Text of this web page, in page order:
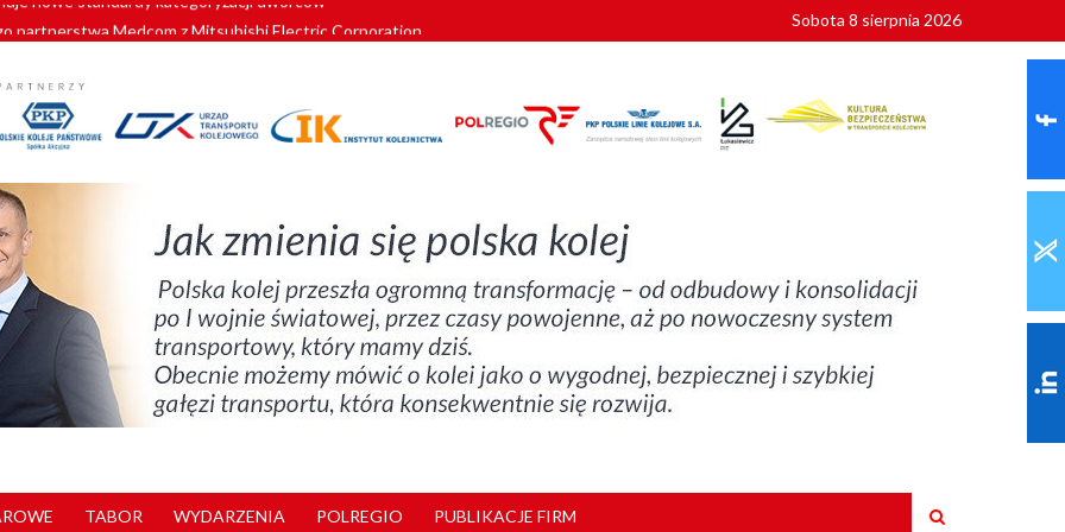
partnerstwa Medcom z Mitsubishi Electric Corporation
znów szuka dostawcy nowych EZT
kolejowych w północnej Wielkopolsce. Łatwiejsze dojazdy do pracy i szkoły
nowe standardy kategoryzacji dworców
Sobota 8 sierpnia 2026
TABOR WYDARZENIA POLREGIO PUBLIKACJE FIRM